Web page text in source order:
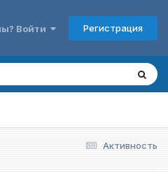
Войти Регистрация
Активность